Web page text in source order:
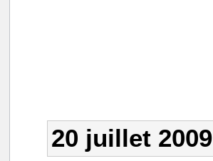
20 juillet 2009